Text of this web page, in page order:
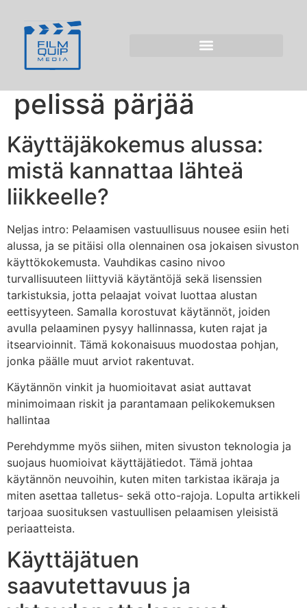
2026: Alusta
loppuun – miten
pelissä pärjää
Käyttäjäkokemus alussa:
mistä kannattaa lähteä
liikkeelle?
Neljas intro: Pelaamisen vastuullisuus nousee esiin heti
alussa, ja se pitäisi olla olennainen osa jokaisen sivuston
käyttökokemusta. Vauhdikas casino nivoo
turvallisuuteen liittyviä käytäntöjä sekä lisenssien
tarkistuksia, jotta pelaajat voivat luottaa alustan
eettisyyteen. Samalla korostuvat käytännöt, joiden
avulla pelaaminen pysyy hallinnassa, kuten rajat ja
itsearvioinnit. Tämä kokonaisuus muodostaa pohjan,
jonka päälle muut arviot rakentuvat.
Käytännön vinkit ja huomioitavat asiat auttavat
minimoimaan riskit ja parantamaan pelikokemuksen
hallintaa
Perehdymme myös siihen, miten sivuston teknologia ja
suojaus huomioivat käyttäjätiedot. Tämä johtaa
käytännön neuvoihin, kuten miten tarkistaa ikäraja ja
miten asettaa talletus- sekä otto-rajoja. Lopulta artikkeli
tarjoaa suosituksen vastuullisen pelaamisen yleisistä
periaatteista.
Käyttäjätuen
saavutettavuus ja